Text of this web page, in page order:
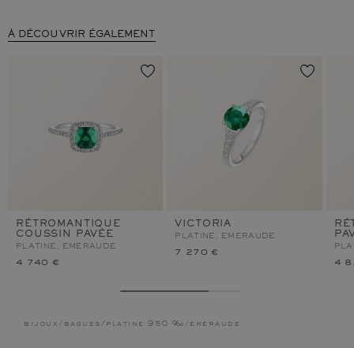
À DÉCOUVRIR ÉGALEMENT
RÉTROMANTIQUE
COUSSIN PAVÉE
PLATINE, EMERAUDE
4 740 €
VICTORIA
PLATINE, EMERAUDE
7 270 €
4
bijoux / bagues / platine 950 ‰ / emeraude